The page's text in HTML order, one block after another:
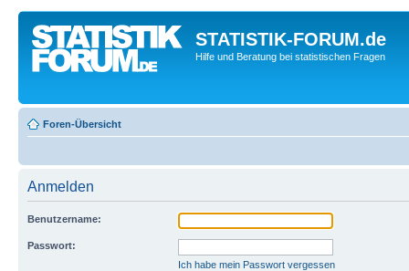
STATISTIK-FORUM.de
Hilfe und Beratung bei statistischen Fragen
Foren-Übersicht
Anmelden
Benutzername:
Passwort:
Ich habe mein Passwort vergessen